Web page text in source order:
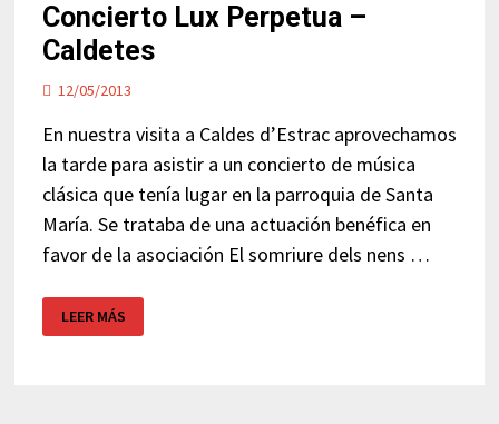
Concierto Lux Perpetua –
Caldetes
12/05/2013
En nuestra visita a Caldes d’Estrac aprovechamos
la tarde para asistir a un concierto de música
clásica que tenía lugar en la parroquia de Santa
María. Se trataba de una actuación benéfica en
favor de la asociación El somriure dels nens …
CONCIERTO
LUX
PERPETUA
LEER MÁS